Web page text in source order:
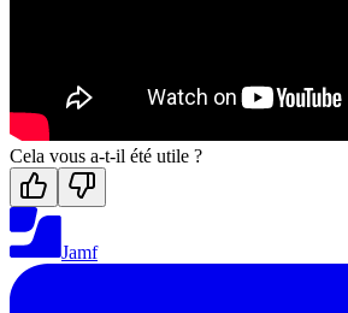
Cela vous a-t-il été utile ?
Jamf